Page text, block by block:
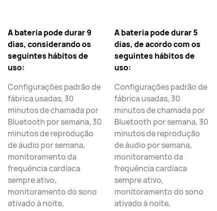
A bateria pode durar 9
dias, considerando os
seguintes hábitos de
uso:
Configurações padrão de
fábrica usadas, 30
minutos de chamada por
Bluetooth por semana, 30
minutos de reprodução
de áudio por semana,
monitoramento da
frequência cardíaca
sempre ativo,
monitoramento do sono
ativado à noite,
A bateria pode durar 5
dias, de acordo com os
seguintes hábitos de
uso:
Configurações padrão de
fábrica usadas, 30
minutos de chamada por
Bluetooth por semana, 30
minutos de reprodução
de áudio por semana,
monitoramento da
frequência cardíaca
sempre ativo,
monitoramento do sono
ativado à noite,